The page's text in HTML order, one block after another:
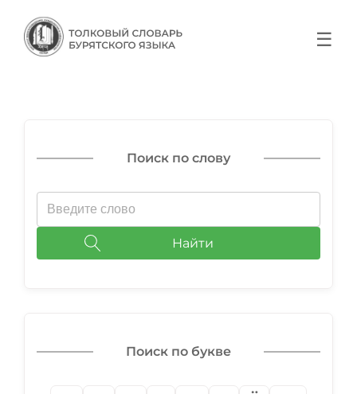
☰
Поиск по слову
Найти
Поиск по букве